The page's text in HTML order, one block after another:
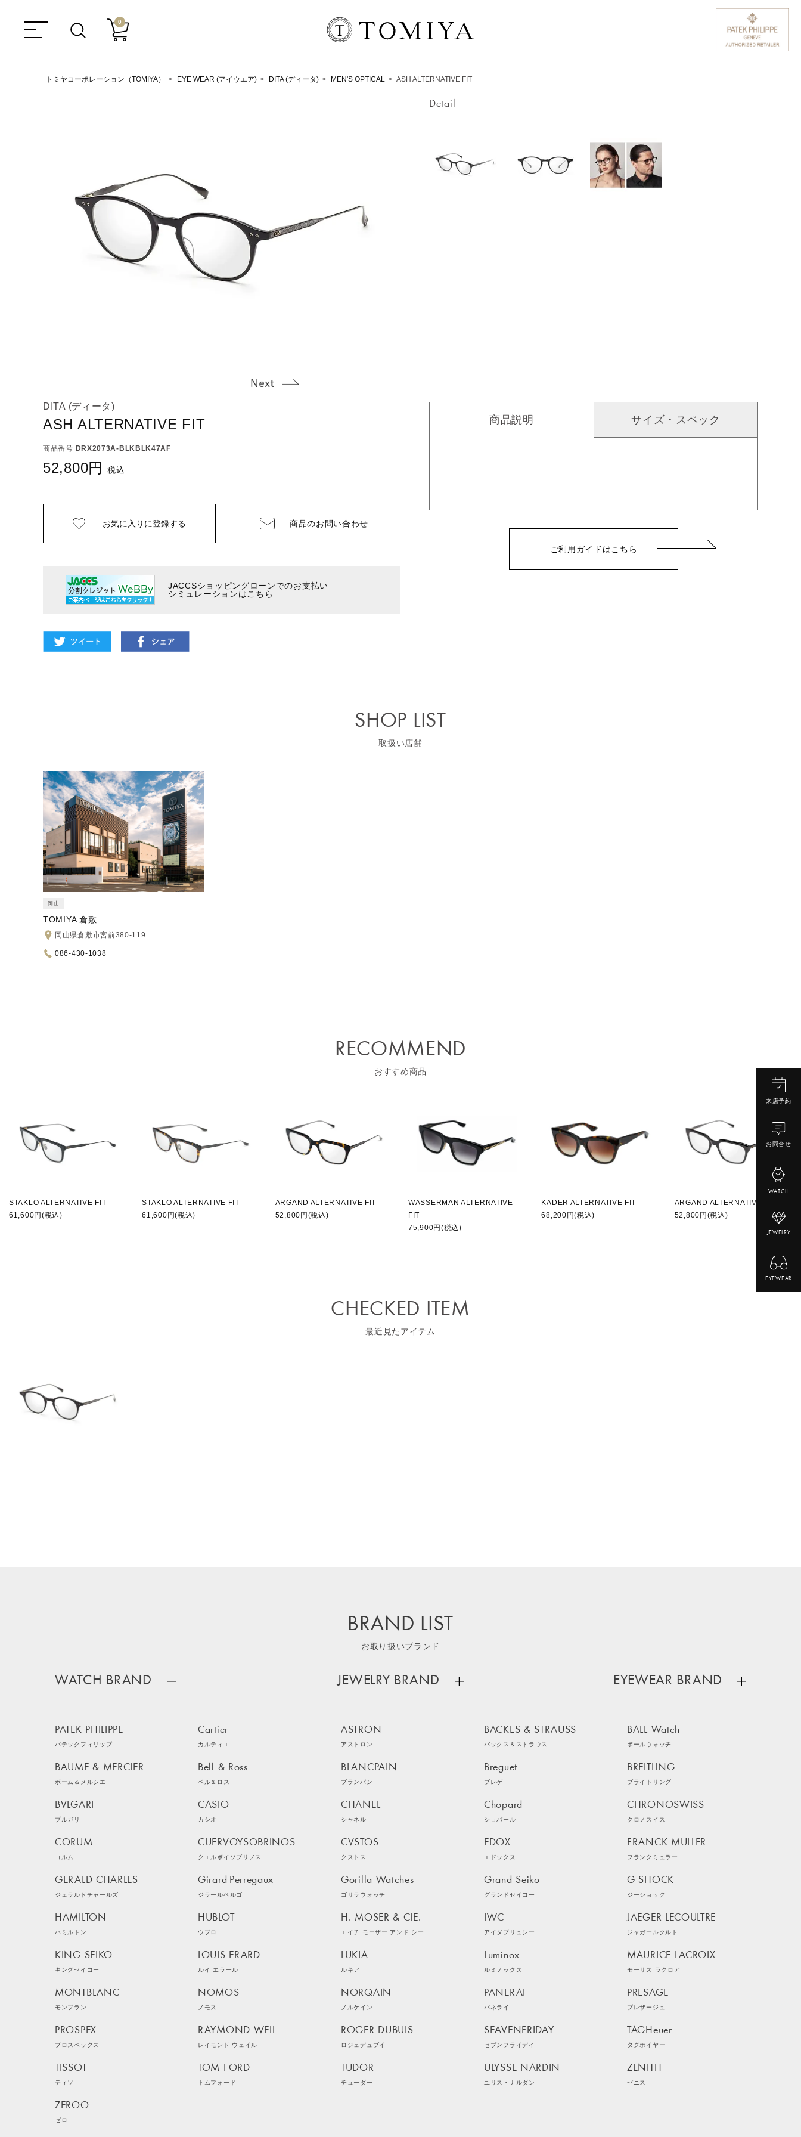
0
来店予約
お問合せ
WATCH
JEWELRY
EYEWEAR
トミヤコーポレーション（TOMIYA） EYE WEAR (アイウエア) DITA (ディータ) MEN'S OPTICAL ASH ALTERNATIVE FIT
Detail
DITA (ディータ)
ASH ALTERNATIVE FIT
商品番号 DRX2073A-BLKBLK47AF
52,800 税込
お気に入りに登録する 商品のお問い合わせ
JACCSショッピングローンでのお支払い
シミュレーションはこちら
商品説明 サイズ・スペック
ご利用ガイドはこちら
SHOP LIST
取扱い店舗
岡山
TOMIYA 倉敷
岡山県倉敷市宮前380-119
086-430-1038
RECOMMEND
おすすめ商品
STAKLO ALTERNATIVE FIT
61,600円(税込)
STAKLO ALTERNATIVE FIT
61,600円(税込)
ARGAND ALTERNATIVE FIT
52,800円(税込)
WASSERMAN ALTERNATIVE
FIT
75,900円(税込)
KADER ALTERNATIVE FIT
68,200円(税込)
ARGAND ALTERNATIVE FIT
52,800円(税込)
CHECKED ITEM
最近見たアイテム
BRAND LIST
お取り扱いブランド
WATCH BRAND
PATEK PHILIPPE
パテックフィリップ
Cartier
カルティエ
ASTRON
アストロン
BACKES & STRAUSS
バックス＆ストラウス
BALL Watch
ボールウォッチ
BAUME & MERCIER
ボーム＆メルシエ
Bell & Ross
ベル＆ロス
BLANCPAIN
ブランパン
Breguet
ブレゲ
BREITLING
ブライトリング
BVLGARI
ブルガリ
CASIO
カシオ
CHANEL
シャネル
Chopard
ショパール
CHRONOSWISS
クロノスイス
CORUM
コルム
CUERVOYSOBRINOS
クエルボイソブリノス
CVSTOS
クストス
EDOX
エドックス
FRANCK MULLER
フランクミュラー
GERALD CHARLES
ジェラルドチャールズ
Girard-Perregaux
ジラールペルゴ
Gorilla Watches
ゴリラウォッチ
Grand Seiko
グランドセイコー
G-SHOCK
ジーショック
HAMILTON
ハミルトン
HUBLOT
ウブロ
H. MOSER & CIE.
エイチ モーザー アンド シー
IWC
アイダブリュシー
JAEGER LECOULTRE
ジャガールクルト
KING SEIKO
キングセイコー
LOUIS ERARD
ルイ エラール
LUKIA
ルキア
Luminox
ルミノックス
MAURICE LACROIX
モーリス ラクロア
MONTBLANC
モンブラン
NOMOS
ノモス
NORQAIN
ノルケイン
PANERAI
パネライ
PRESAGE
プレザージュ
PROSPEX
プロスペックス
RAYMOND WEIL
レイモンド ウェイル
ROGER DUBUIS
ロジェデュブイ
SEAVENFRIDAY
セブンフライデイ
TAGHeuer
タグホイヤー
TISSOT
ティソ
TOM FORD
トムフォード
TUDOR
チューダー
ULYSSE NARDIN
ユリス・ナルダン
ZENITH
ゼニス
ZEROO
ゼロ
JEWELRY BRAND EYEWEAR BRAND